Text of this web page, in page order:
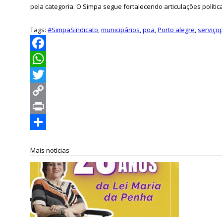
pela categoria. O Simpa segue fortalecendo articulações
Tags:#SimpaSindicato,municipários,poa,Porto alegre,
Facebook
WhatsApp
Twitter
Copy
Link
Print
Mais notícias